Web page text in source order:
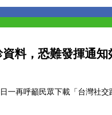
料，恐難發揮通
一再呼籲民眾下載「台灣社